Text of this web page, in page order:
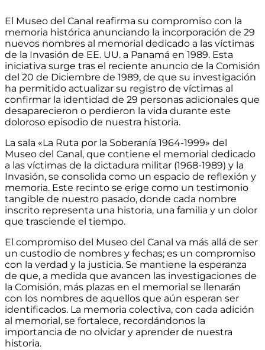
El Museo del Canal reafirma su compromiso con la
memoria histórica anunciando la incorporación de 29
nuevos nombres al memorial dedicado a las víctimas
de la Invasión de EE. UU. a Panamá en 1989. Esta
iniciativa surge tras el reciente anuncio de la Comisión
del 20 de Diciembre de 1989, de que su investigación
ha permitido actualizar su registro de víctimas al
confirmar la identidad de 29 personas adicionales que
desaparecieron o perdieron la vida durante este
doloroso episodio de nuestra historia.
La sala «La Ruta por la Soberanía 1964-1999» del
Museo del Canal, que contiene el memorial dedicado
a las víctimas de la dictadura militar (1968-1989) y la
Invasión, se consolida como un espacio de reflexión y
memoria. Este recinto se erige como un testimonio
tangible de nuestro pasado, donde cada nombre
inscrito representa una historia, una familia y un dolor
que trasciende el tiempo.
El compromiso del Museo del Canal va más allá de ser
un custodio de nombres y fechas; es un compromiso
con la verdad y la justicia. Se mantiene la esperanza
de que, a medida que avancen las investigaciones de
la Comisión, más plazas en el memorial se llenarán
con los nombres de aquellos que aún esperan ser
identificados. La memoria colectiva, con cada adición
al memorial, se fortalece, recordándonos la
importancia de no olvidar y aprender de nuestra
historia.